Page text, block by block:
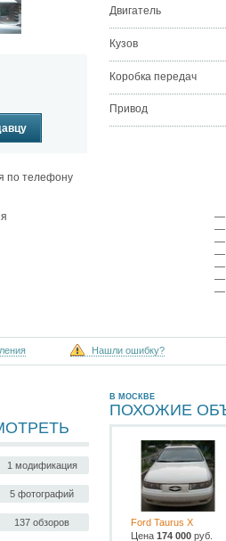
Двигатель
Кузов
Коробка передач
Привод
по телефону
—
—
—
—
—
—
—
Нашли ошибку?
1 модификация
5 фотографий
137 обзоров
В МОСКВЕ
ПОХОЖИЕ
Ford Taurus X
Цена174 000 руб.